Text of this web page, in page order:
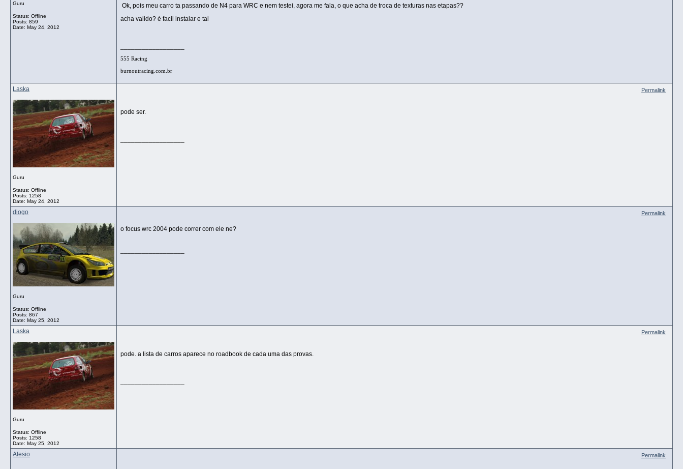
Guru
Status: Offline
Posts: 859
Date: May 24, 2012
Ok, pois meu carro ta passando de N4 para WRC e nem testei, agora me fala, o que acha de troca de texturas nas etapas??
acha valido? é facil instalar e tal
555 Racing
burnoutracing.com.br
Laska
Guru
Status: Offline
Posts: 1258
Date: May 24, 2012
Permalink
pode ser.
diogo
Guru
Status: Offline
Posts: 867
Date: May 25, 2012
Permalink
o focus wrc 2004 pode correr com ele ne?
Laska
Guru
Status: Offline
Posts: 1258
Date: May 25, 2012
Permalink
pode. a lista de carros aparece no roadbook de cada uma das provas.
Alesio Permalink